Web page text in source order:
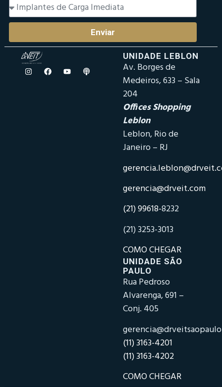
Enviar
UNIDADE LEBLON
Av. Borges de
Medeiros, 633 – Sala
204
Offices Shopping
Leblon
Leblon, Rio de
Janeiro – RJ
gerencia@drveit.com
(21) 99618-8232
(21) 3253-3013
COMO CHEGAR
UNIDADE SÃO
PAULO
Rua Pedroso
Alvarenga, 691 –
Conj. 405
(11) 3163-4201
(11) 3163-4202
COMO CHEGAR